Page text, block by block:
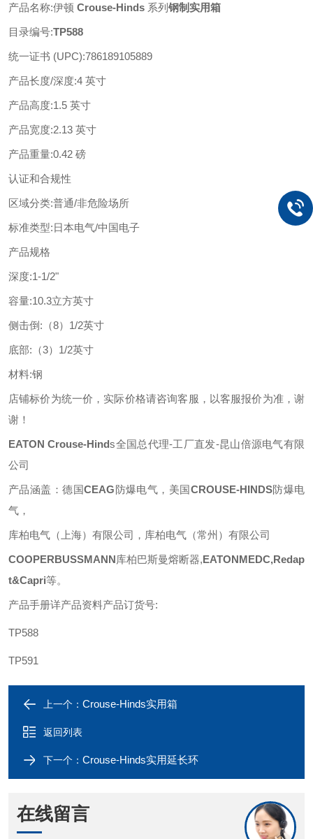
产品名称:伊顿 Crouse-Hinds 系列 钢制实用箱
目录编号:TP588
统一证书 (UPC):786189105889
产品长度/深度:4 英寸
产品高度:1.5 英寸
产品宽度:2.13 英寸
产品重量:0.42 磅
认证和合规性
区域分类:普通/非危险场所
标准类型:日本电气/中国电子
产品规格
深度:1-1/2"
容量:10.3立方英寸
侧击倒: （8）1/2英寸
底部: （3）1/2英寸
材料:钢
店铺标价为统一价，实际价格请咨询客服，以客服报价为准，谢
谢！
EATON Crouse-Hinds全国总代理-工厂直发-昆山倍源电气有限
公司
产品涵盖：德国CEAG防爆电气，美国CROUSE-HINDS防爆电
气，
库柏电气（上海）有限公司，库柏电气（常州）有限公司
COOPERBUSSMANN库柏巴斯曼熔断器,EATONMEDC,Redap
t&Capri等。
产品手册详产品资料产品订货号:
TP588
TP591
上一个： Crouse-Hinds实用箱
返回列表
下一个： Crouse-Hinds实用延长环
在线留言